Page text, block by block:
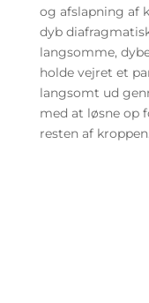
og afslapning af
dyb
langsomme,
holde vejret et
langsomt ud
med at løsne op
resten af kroppen.